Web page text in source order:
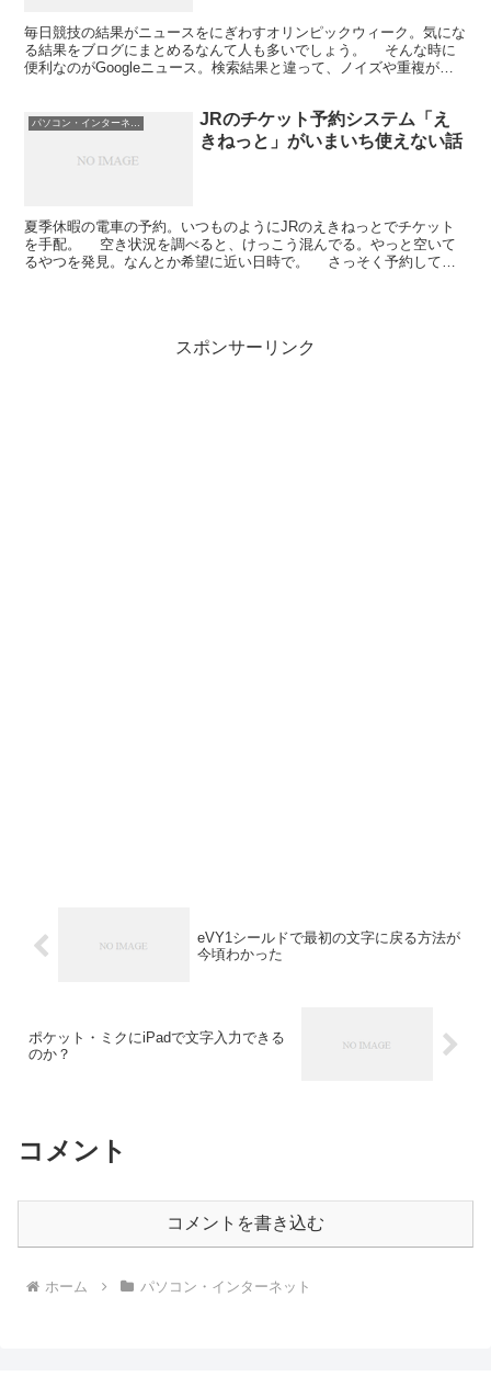
毎日競技の結果がニュースをにぎわすオリンピックウィーク。気にな
る結果をブログにまとめるなんて人も多いでしょう。 そんな時に
便利なのがGoogleニュース。検索結果と違って、ノイズや重複が少
JRのチケット予約システム「え
きねっと」がいまいち使えない話
夏季休暇の電車の予約。いつものようにJRのえきねっとでチケット
を手配。 空き状況を調べると、けっこう混んでる。やっと空いて
るやつを発見。なんとか希望に近い日時で。 さっそく予約してみ
スポンサーリンク
eVY1シールドで最初の文字に戻る方法が
今頃わかった
ポケット・ミクにiPadで文字入力できる
のか？
コメント
コメントを書き込む
ホーム パソコン・インターネット